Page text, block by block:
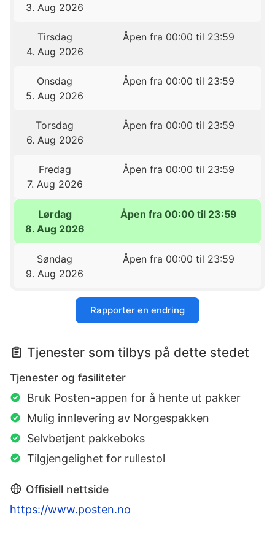
3. Aug 2026
Tirsdag
4. Aug 2026
Åpen fra 00:00 til 23:59
Onsdag
5. Aug 2026
Åpen fra 00:00 til 23:59
Torsdag
6. Aug 2026
Åpen fra 00:00 til 23:59
Fredag
7. Aug 2026
Åpen fra 00:00 til 23:59
Lørdag
8. Aug 2026
Åpen fra 00:00 til 23:59
Søndag
9. Aug 2026
Åpen fra 00:00 til 23:59
Rapporter en endring
Tjenester som tilbys på dette stedet
Tjenester og fasiliteter
Bruk Posten-appen for å hente ut pakker
Mulig innlevering av Norgespakken
Selvbetjent pakkeboks
Tilgjengelighet for rullestol
Offisiell nettside
https://www.posten.no